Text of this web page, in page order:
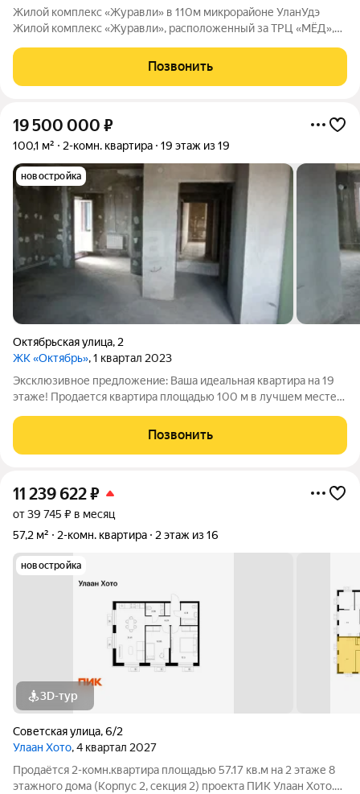
Жилой комплекс «Журавли» в 110м микрорайоне УланУдэ
Жилой комплекс «Журавли», расположенный за ТРЦ «МЁД»,
корпорация Республики Бурятия. Что будет в комплексе:
Позвонить
19 500 000 ₽
100,1 м² 2-комн. квартира 19 этаж из 19
новостройка
Октябрьская улица, 2
ЖК «Октябрь», 1 квартал 2023
Эксклюзивное предложение: Ваша идеальная квартира на 19
этаже! Продается квартира площадью 100 м в лучшем месте
своему вкусу, то это предложение именно для вас! Квартира в
черновом варианте дает
Позвонить
11 239 622₽
от 39 745 ₽ в месяц
57,2 м²
2-комн. квартира 2 этаж из 16
новостройка
3D-тур
Советская улица,6/2
Улаан Хото, 4 квартал 2027
Продаётся 2-комн.квартира площадью 57.17 кв.м на 2 этаже 8
этажного дома (Корпус 2, секция 2) проекта ПИК Улаан Хото.